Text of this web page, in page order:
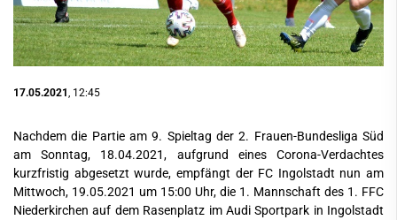
17.05.2021 , 12:45
Nachdem die Partie am 9. Spieltag der 2. Frauen-Bundesliga Süd
am Sonntag, 18.04.2021, aufgrund eines Corona-Verdachtes
kurzfristig abgesetzt wurde, empfängt der FC Ingolstadt nun am
Mittwoch, 19.05.2021 um 15:00 Uhr, die 1. Mannschaft des 1. FFC
Niederkirchen auf dem Rasenplatz im Audi Sportpark in Ingolstadt